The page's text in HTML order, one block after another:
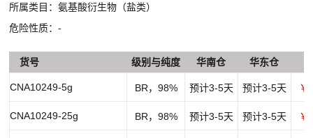
所属类目：氨基酸衍生物（盐类）
危险性质：-
货号 级别与纯度 华南仓 华东仓
CNA10249-5g BR，98% 预计3-5天 预计3-5天 ￥
CNA10249-25g BR，98% 预计3-5天 预计3-5天 ￥